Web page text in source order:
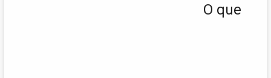
O que